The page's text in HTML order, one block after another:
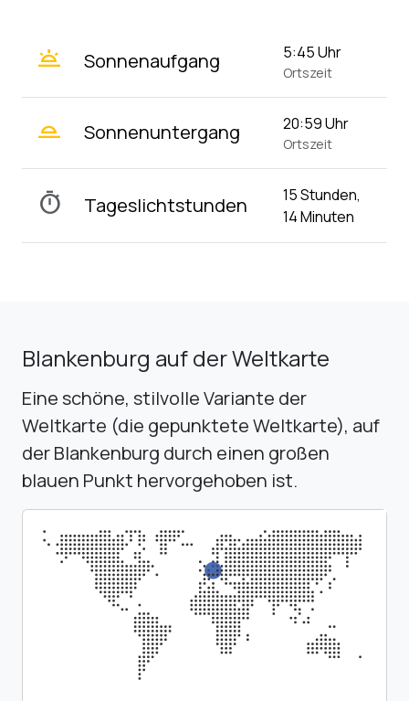
wb_twilight Sonnenaufgang 5:45 Uhr
Ortszeit
wb_twilight_2 Sonnenuntergang 20:59 Uhr
Ortszeit
timer Tageslichtstunden
15 Stunden,
14 Minuten
Blankenburg auf der Weltkarte
Eine schöne, stilvolle Variante der
Weltkarte (die gepunktete Weltkarte), auf
der Blankenburg durch einen großen
blauen Punkt hervorgehoben ist.